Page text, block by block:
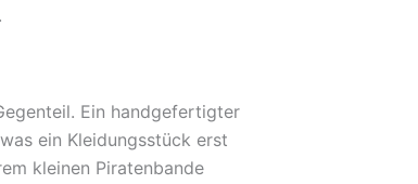
Ein handgefertigter
ein Kleidungsstück erst
kleinen Piratenbande